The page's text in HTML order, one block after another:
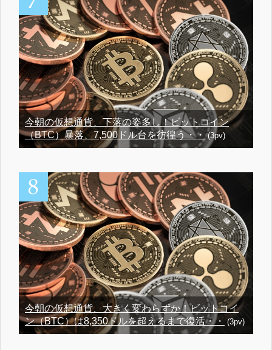
今朝の仮想通貨、下落の姿多し！ビットコイン
（BTC）暴落、7,500ドル台を彷徨う・・(3pv)
今朝の仮想通貨、大きく変わらずか！ビットコイ
ン（BTC）は8,350ドルを超えるまで復活・・
(3pv)